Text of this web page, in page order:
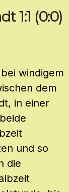
1:1 (0:0)
windigem
dem
in einer
und so
die